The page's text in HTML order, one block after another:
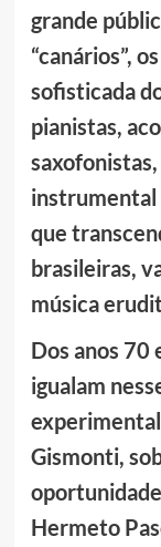
grande
“canários”,
sofisticada
pianistas,
instrumental
que
brasileiras,
música
Dos anos 70
igualam
Gismonti,
Hermeto